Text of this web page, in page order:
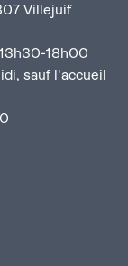
Villejuif
18h00
sauf l'accueil